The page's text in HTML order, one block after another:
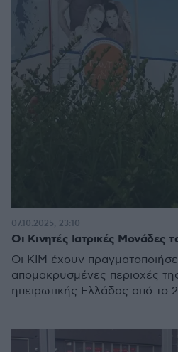
Οι Κινητές Ιατρικές Μονάδες
Οι ΚΙΜ έχουν
απομακρυσμένες περιοχές
ηπειρωτικής Ελλάδας από το
07.10.2025, 23:10